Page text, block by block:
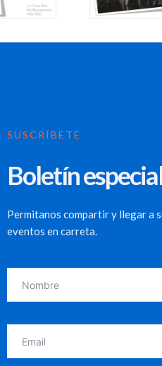
SUSCRÍBETE
Boletín
Permitanos compartir y llegar a
eventos en carreta.